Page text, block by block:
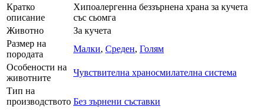
Кратко
описание
Хипоалергенна беззърнена храна за кучета
със сьомга
Животно
За кучета
Размер на
породата
Малки, Среден, Голям
Особености на
животните
Чувствителна храносмилателна система
Тип на
производството Без зърнени съставки